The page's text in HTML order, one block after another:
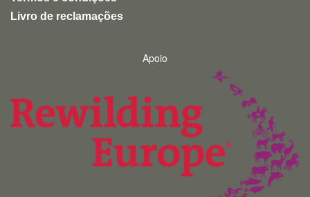
Livro de reclamações
Apoio